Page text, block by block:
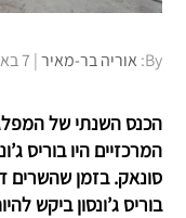
By: אוריה בר-מאיר 7 באוקטובר 2020
הכנס השנתי של
המרכזיים היו בוריס
סונאק. בזמן שהשרים
בוריס ג’ונסון ביקש